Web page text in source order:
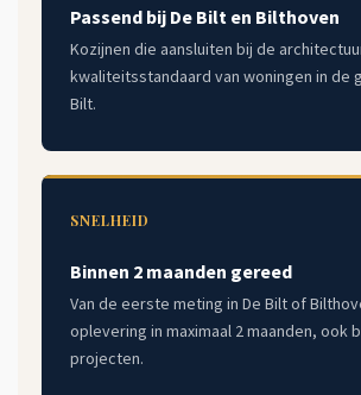
Passend bij De Bilt en Bilthoven
Kozijnen die aansluiten bij de
kwaliteitsstandaard van woningen in de
Bilt.
SNELHEID
Binnen 2 maanden gereed
Van de eerste meting in De Bilt of
oplevering in maximaal 2 maanden, ook
projecten.